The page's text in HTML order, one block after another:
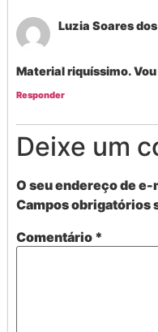
Luzia Soares
Material riquíssimo.
Responder
Deixe um
O seu endereço de
Campos obrigatórios
Comentário *